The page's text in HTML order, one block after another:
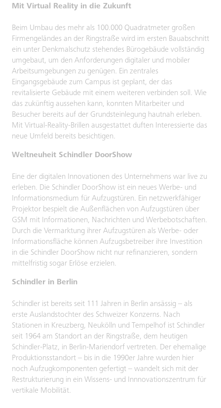
Mit Virtual Reality in die Zukunft
Beim Umbau des mehr als 100.000 Quadratmeter großen
Firmengeländes an der Ringstraße wird im ersten Bauabschnitt
ein unter Denkmalschutz stehendes Bürogebäude vollständig
umgebaut, um den Anforderungen digitaler und mobiler
Arbeitsumgebungen zu genügen. Ein zentrales
Eingangsgebäude zum Campus ist geplant, der das
revitalisierte Gebäude mit einem weiteren verbinden soll. Wie
das zukünftig aussehen kann, konnten Mitarbeiter und
Besucher bereits auf der Grundsteinlegung hautnah erleben.
Mit Virtual-Reality-Brillen ausgestattet duften Interessierte das
neue Umfeld bereits besichtigen.
Weltneuheit Schindler DoorShow
Eine der digitalen Innovationen des Unternehmens war live zu
erleben. Die Schindler DoorShow ist ein neues Werbe- und
Informationsmedium für Aufzugstüren. Ein netzwerkfähiger
Projektor bespielt die Außenflächen von Aufzugstüren über
GSM mit Informationen, Nachrichten und Werbebotschaften.
Durch die Vermarktung ihrer Aufzugstüren als Werbe- oder
Informationsfläche können Aufzugsbetreiber ihre Investition
in die Schindler DoorShow nicht nur refinanzieren, sondern
mittelfristig sogar Erlöse erzielen.
Schindler in Berlin
Schindler ist bereits seit 111 Jahren in Berlin ansässig – als
erste Auslandstochter des Schweizer Konzerns. Nach
Stationen in Kreuzberg, Neukölln und Tempelhof ist Schindler
seit 1964 am Standort an der Ringstraße, dem heutigen
Schindler-Platz, in Berlin-Mariendorf vertreten. Der ehemalige
Produktionsstandort – bis in die 1990er Jahre wurden hier
noch Aufzugkomponenten gefertigt – wandelt sich mit der
Restrukturierung in ein Wissens- und Innnovationszentrum für
vertikale Mobilität.